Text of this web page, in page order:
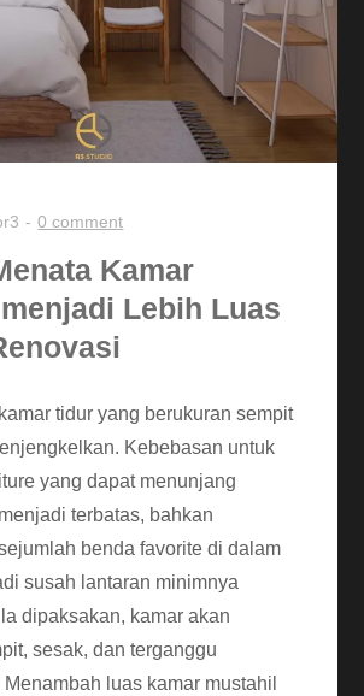
0 comment
Kamar
Lebih Luas
tidur yang berukuran sempit
Kebebasan untuk
yang dapat menunjang
terbatas, bahkan
benda favorite di dalam
susah lantaran minimnya
dipaksakan, kamar akan
sesak, dan terganggu
luas kamar mustahil